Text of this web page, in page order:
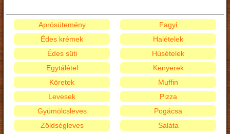
Aprósütemény
Édes krémek
Édes süti
Egytálétel
Fagyi
Halételek
Húsételek
Kenyerek
Köretek
Levesek
Gyümölcsleves
Zöldségleves
Muffin
Pizza
Pogácsa
Saláta